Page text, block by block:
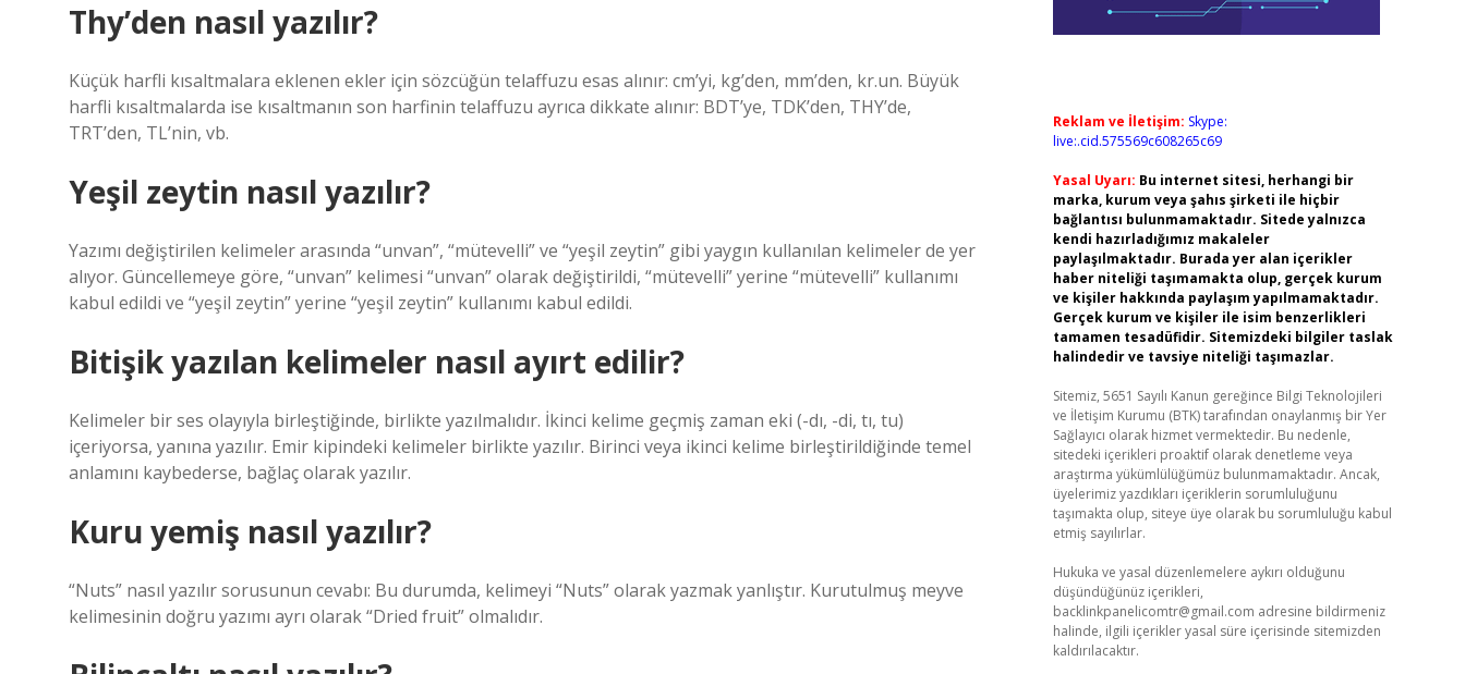
Thy’den nasıl yazılır?
Küçük harfli kısaltmalara eklenen ekler için sözcüğün telaffuzu esas alınır: cm’yi, kg’den, mm’den, kr.un. Büyük
harfli kısaltmalarda ise kısaltmanın son harfinin telaffuzu ayrıca dikkate alınır: BDT’ye, TDK’den, THY’de,
TRT’den, TL’nin, vb.
Yeşil zeytin nasıl yazılır?
Yazımı değiştirilen kelimeler arasında “unvan”, “mütevelli” ve “yeşil zeytin” gibi yaygın kullanılan kelimeler de yer
alıyor. Güncellemeye göre, “unvan” kelimesi “unvan” olarak değiştirildi, “mütevelli” yerine “mütevelli” kullanımı
kabul edildi ve “yeşil zeytin” yerine “yeşil zeytin” kullanımı kabul edildi.
Bitişik yazılan kelimeler nasıl ayırt edilir?
Kelimeler bir ses olayıyla birleştiğinde, birlikte yazılmalıdır. İkinci kelime geçmiş zaman eki (-dı, -di, tı, tu)
içeriyorsa, yanına yazılır. Emir kipindeki kelimeler birlikte yazılır. Birinci veya ikinci kelime birleştirildiğinde temel
anlamını kaybederse, bağlaç olarak yazılır.
Kuru yemiş nasıl yazılır?
“Nuts” nasıl yazılır sorusunun cevabı: Bu durumda, kelimeyi “Nuts” olarak yazmak yanlıştır. Kurutulmuş meyve
kelimesinin doğru yazımı ayrı olarak “Dried fruit” olmalıdır.
Reklam ve İletişim: Skype:
live:.cid.575569c608265c69
Yasal Uyarı: Bu internet sitesi, herhangi bir
marka, kurum veya şahıs şirketi ile hiçbir
bağlantısı bulunmamaktadır. Sitede yalnızca
kendi hazırladığımız makaleler
paylaşılmaktadır. Burada yer alan içerikler
haber niteliği taşımamakta olup, gerçek kurum
ve kişiler hakkında paylaşım yapılmamaktadır.
Gerçek kurum ve kişiler ile isim benzerlikleri
tamamen tesadüfidir. Sitemizdeki bilgiler taslak
halindedir ve tavsiye niteliği taşımazlar.
Sitemiz, 5651 Sayılı Kanun gereğince Bilgi Teknolojileri
ve İletişim Kurumu (BTK) tarafından onaylanmış bir Yer
Sağlayıcı olarak hizmet vermektedir. Bu nedenle,
sitedeki içerikleri proaktif olarak denetleme veya
araştırma yükümlülüğümüz bulunmamaktadır. Ancak,
üyelerimiz yazdıkları içeriklerin sorumluluğunu
taşımakta olup, siteye üye olarak bu sorumluluğu kabul
etmiş sayılırlar.
Hukuka ve yasal düzenlemelere aykırı olduğunu
düşündüğünüz içerikleri,
backlinkpanelicomtr@gmail.com adresine bildirmeniz
halinde, ilgili içerikler yasal süre içerisinde sitemizden
kaldırılacaktır.